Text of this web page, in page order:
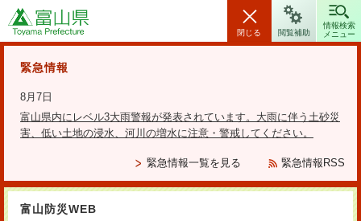
富山県
閉じる 閲覧補助
情報検索
メニュー
緊急情報
8月7日
富山県内にレベル3大雨警報が発表されています。大雨に伴う土砂災
害、低い土地の浸水、河川の増水に注意・警戒してください。
緊急情報一覧を見る 緊急情報RSS
富山防災WEB
テーマから探す